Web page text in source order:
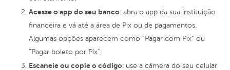
Acesse o app do seu banco: abra o app da sua instituição
financeira e vá até a área de Pix ou de pagamentos.
Algumas opções aparecem como “Pagar com Pix” ou
“Pagar boleto por Pix”;
Escaneie ou copie o código: use a câmera do seu celular